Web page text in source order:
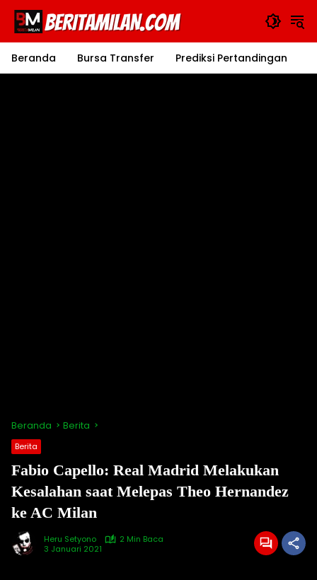
Langsung
konten
Beranda
Bursa Transfer Prediksi Pertandingan
Beranda Berita
Berita
Fabio Capello: Real Madrid Melakukan
Kesalahan saat Melepas Theo Hernandez
ke AC Milan
Heru Setyono
2 Min Baca
3 Januari 2021